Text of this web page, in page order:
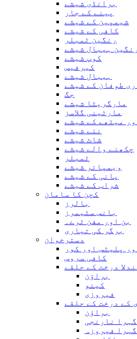
برانڈی شیشے
پینے کے جار
شیمپین کے شیشے
کافی کے شیشے
رنگین ٹمبلر
رنگین ہیبال شیشے
کوپ شیشے
کیرفیس
ہیبال شیشے
طوفان کے شیشے
جگ
مارگریٹا شیشے
مارٹینی گلاسز
میٹھے کے شیشے
نئے شیشے
شاٹ شیشے
چکھنے والے شیشے
ٹمبلر
ویمپائر شیشے
پانی کے شیشے
شراب کے شیشے
کچن کا سامان
بالرز
بانس سٹیمرز
بن اور مفن ٹرے۔
برگر کی تیاری
دسترخوان
پلیٹس اور کور
کافی سروس
درخت کے حلقے
براؤن
کینو
فیروزی
کے درخت کے حلقے
براؤن
گہرا نارنجی
گہرا فیروزہ